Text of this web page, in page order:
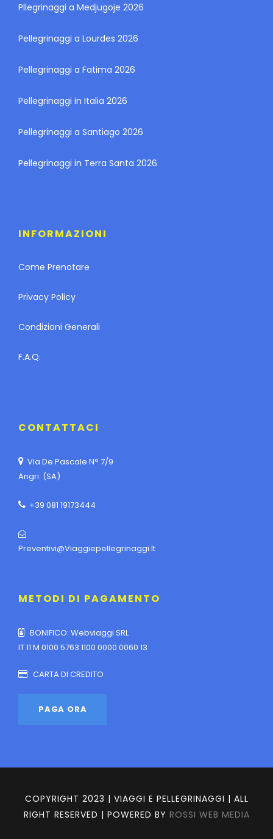
Pllegrinaggi a Medjugoje 2026
Pellegrinaggi a Lourdes 2026
Pellegrinaggi a Fatima 2026
Pellegrinaggi in Italia 2026
Pellegrinaggi a Santiago 2026
Pellegrinaggi in Terra Santa 2026
INFORMAZIONI
Come Prenotare
Privacy Policy
Condizioni Generali
F.A.Q.
CONTATTACI
Via De Pascale N° 7/9
Angri (SA)
+39 081 19173444
Preventivi@viaggiepellegrinaggi.it
METODI DI PAGAMENTO
BONIFICO: Webviaggi SRL
IT 11 M 0100 5763 1100 0000 0060 13
CARTA DI CREDITO
COPYRIGHT 2023 | VIAGGI E PELLEGRINAGGI | ALL
RIGHT RESERVED | POWERED BY ROSSI WEB MEDIA